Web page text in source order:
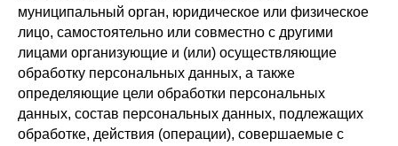
муниципальный орган, юридическое или физическое
лицо, самостоятельно или совместно с другими
лицами организующие и (или) осуществляющие
обработку персональных данных, а также
определяющие цели обработки персональных
данных, состав персональных данных, подлежащих
обработке, действия (операции), совершаемые с